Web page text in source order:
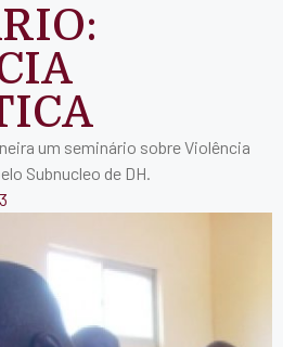
um seminário sobre Violência
Subnucleo de DH.